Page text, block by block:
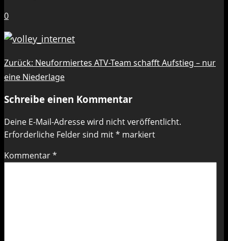
0
Beitragsnavigation
Zurück: Neuformiertes ATV-Team schafft Aufstieg – nur
eine Niederlage
Schreibe einen Kommentar
Deine E-Mail-Adresse wird nicht veröffentlicht.
Erforderliche Felder sind mit* markiert
Kommentar*